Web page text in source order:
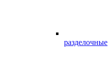
разделочные